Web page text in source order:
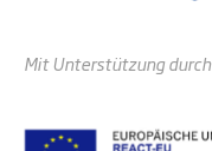
Mit Unterstützung durch